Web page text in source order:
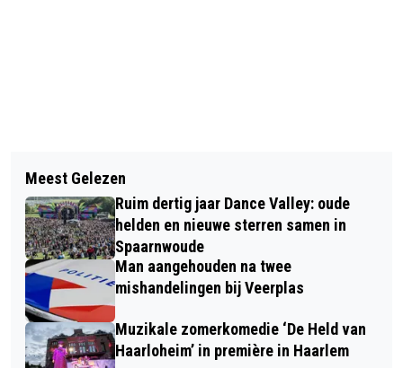
SCOOTER RIJDT IN OP POLITIEAGENT
OP HULSWITWEG
HOPPENBROUWERS VOOR VIERDE
OPEENVOLGENDE JAAR TOP
EMPLOYER
Meest Gelezen
Ruim dertig jaar Dance Valley: oude
helden en nieuwe sterren samen in
Spaarnwoude
Man aangehouden na twee
mishandelingen bij Veerplas
Muzikale zomerkomedie ‘De Held van
Haarloheim’ in première in Haarlem